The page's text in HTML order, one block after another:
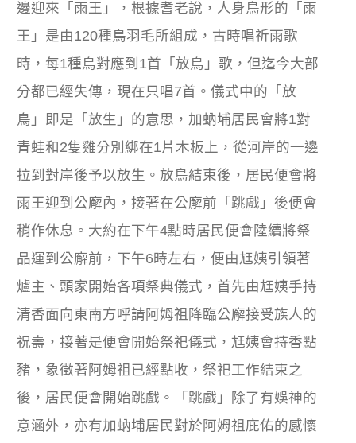
邊迎來「雨王」，根據耆老說，人身鳥形的「雨
王」是由120種鳥羽毛所組成，古時唱祈雨歌
時，每1種鳥對應到1首「放鳥」歌，但迄今大部
分都已經失傳，現在只唱7首。儀式中的「放
鳥」即是「放生」的意思，加蚋埔居民會將1對
青蛙和2隻雞分別綁在1片木板上，從河岸的一邊
拉到對岸後予以放生。放鳥結束後，居民便會將
雨王迎到公廨內，接著在公廨前「跳戲」後便會
稍作休息。大約在下午4點時居民便會陸續將祭
品運到公廨前，下午6時左右，便由尪姨引領著
爐主、頭家開始各項祭典儀式，首先由尪姨手持
清香面向東南方呼請阿姆祖降臨公廨接受族人的
祝壽，接著是便會開始祭祀儀式，尪姨會持香點
豬，象徵著阿姆祖已經點收，祭祀工作結束之
後，居民便會開始跳戲。「跳戲」除了有娛神的
意涵外，亦有加蚋埔居民對於阿姆祖庇佑的感懷